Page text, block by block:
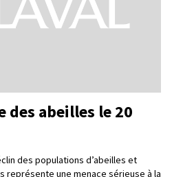
des abeilles le 20
des populations d’abeilles et
représente une menace sérieuse à la